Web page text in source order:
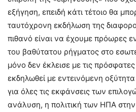
εξήγηση, επειδή κάτι τέτοιο θα
ταυτόχρονη εκδήλωση της
πιθανό είναι να έχουμε πρόωρες
του βαθύτατου ρήγματος στο
μόνο δεν έκλεισε με τις
εκδηλωθεί με εντεινόμενη
για όλες τις εκφάνσεις των
ανάλυση, η πολιτική των ΗΠΑ